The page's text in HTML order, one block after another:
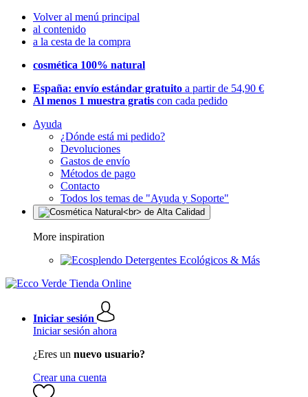
Volver al menú principal
al contenido
a la cesta de la compra
cosmética 100% natural
España: envío estándar gratuito a partir de 54,90 €
Al menos 1 muestra gratis con cada pedido
Ayuda
¿Dónde está mi pedido?
Devoluciones
Gastos de envío
Métodos de pago
Contacto
Todos los temas de "Ayuda y Soporte"
More inspiration
Detergentes Ecológicos & Más
Iniciar sesión
Iniciar sesión ahora
¿Eres un nuevo usuario?
Crear una cuenta